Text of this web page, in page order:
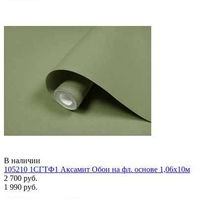
В наличии
105210 1СГТФ1 Аксамит Обои на фл. основе 1,06х10м
2 700 руб.
1 990 руб.